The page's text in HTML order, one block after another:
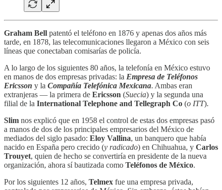
Graham Bell patentó el teléfono en 1876 y apenas dos años más
tarde, en 1878, las telecomunicaciones llegaron a México con seis
líneas que conectaban comisarías de policía.
A lo largo de los siguientes 80 años, la telefonía en México estuvo
en manos de dos empresas privadas: la Empresa de Teléfonos
Ericsson y la Compañía Telefónica Mexicana. Ambas eran
extranjeras — la primera de Ericsson (Suecia) y la segunda una
filial de la International Telephone and Tellegraph Co (o ITT).
Slim nos explicó que en 1958 el control de estas dos empresas pasó
a manos de dos de los principales empresarios del México de
mediados del siglo pasado: Eloy Vallina, un banquero que había
nacido en España pero crecido (y radicado) en Chihuahua, y Carlos
Trouyet, quien de hecho se convertiría en presidente de la nueva
organización, ahora sí bautizada como Teléfonos de México.
Por los siguientes 12 años, Telmex fue una empresa privada,